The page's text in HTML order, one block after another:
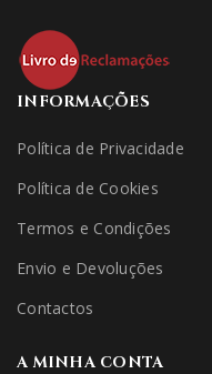
INFORMAÇÕES
Política de Privacidade
Política de Cookies
Termos e Condições
Envio e Devoluções
Contactos
A MINHA CONTA